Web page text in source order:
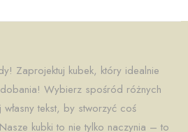
Zaprojektuj kubek, który idealnie
Wybierz spośród różnych
tekst, by stworzyć coś
kubki to nie tylko naczynia – to